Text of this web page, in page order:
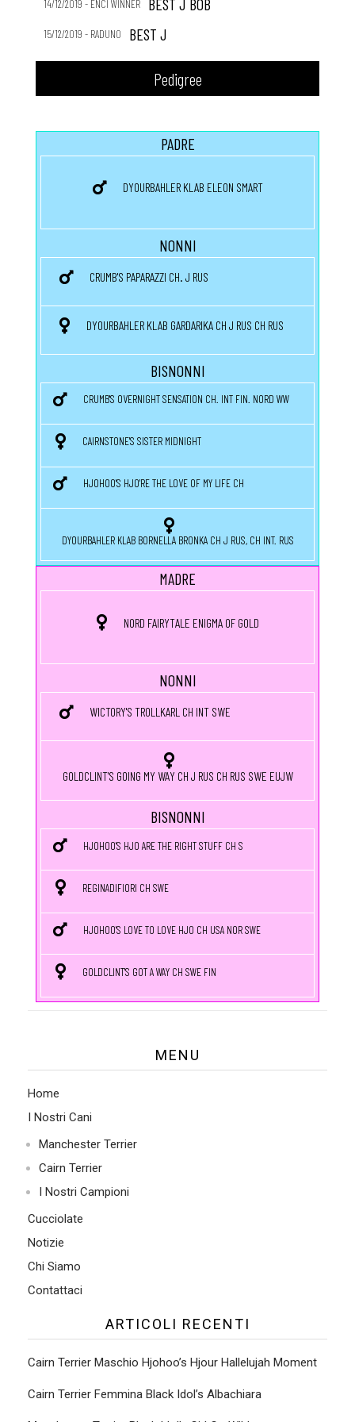
14/12/2019 - ENCI WINNER BEST J BOB
15/12/2019 - RADUNO BEST J
Pedigree
PADRE
DYOURBAHLER KLAB ELEON SMART
NONNI
CRUMB'S PAPARAZZI CH. J RUS
DYOURBAHLER KLAB GARDARIKA CH J RUS CH RUS
BISNONNI
CRUMB'S OVERNIGHT SENSATION CH. INT FIN. NORD WW
CAIRNSTONE'S SISTER MIDNIGHT
HJOHOO'S HJO'RE THE LOVE OF MY LIFE CH
DYOURBAHLER KLAB BORNELLA BRONKA CH J RUS, CH INT. RUS
MADRE
NORD FAIRYTALE ENIGMA OF GOLD
NONNI
WICTORY'S TROLLKARL CH INT SWE
GOLDCLINT'S GOING MY WAY CH J RUS CH RUS SWE EUJW
BISNONNI
HJOHOO'S HJO ARE THE RIGHT STUFF CH S
REGINADIFIORI CH SWE
HJOHOO'S LOVE TO LOVE HJO CH USA NOR SWE
GOLDCLINT'S GOT A WAY CH SWE FIN
MENU
Home
I Nostri Cani
Manchester Terrier
Cairn Terrier
I Nostri Campioni
Cucciolate
Notizie
Chi Siamo
Contattaci
ARTICOLI RECENTI
Cairn Terrier Maschio Hjohoo’s Hjour Hallelujah Moment
Cairn Terrier Femmina Black Idol’s Albachiara